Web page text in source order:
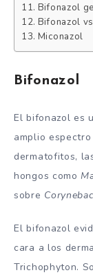
Bifonazol
Bifonazol
Miconazol
Bifonazol
El bifonazol es
amplio
dermatofitos,
hongos como
sobre
El bifonazol
cara a los
Trichophyton.